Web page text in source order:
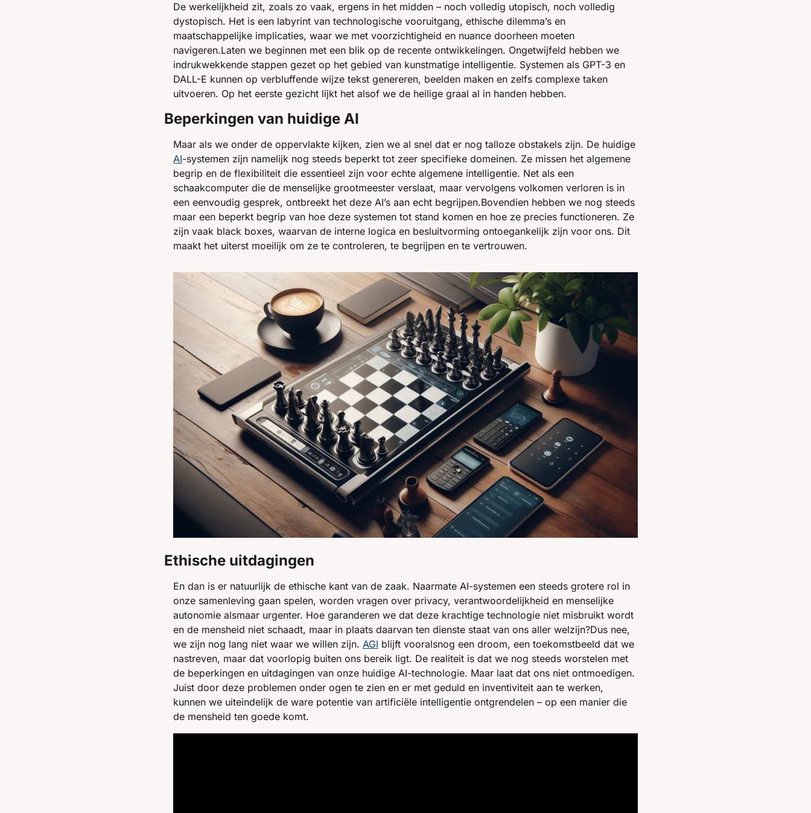
De werkelijkheid zit, zoals zo vaak, ergens in het midden – noch volledig utopisch, noch volledig
dystopisch. Het is een labyrint van technologische vooruitgang, ethische dilemma’s en
maatschappelijke implicaties, waar we met voorzichtigheid en nuance doorheen moeten
navigeren.Laten we beginnen met een blik op de recente ontwikkelingen. Ongetwijfeld hebben we
indrukwekkende stappen gezet op het gebied van kunstmatige intelligentie. Systemen als GPT-3 en
DALL-E kunnen op verbluffende wijze tekst genereren, beelden maken en zelfs complexe taken
uitvoeren. Op het eerste gezicht lijkt het alsof we de heilige graal al in handen hebben.
Beperkingen van huidige AI
AI-systemen zijn namelijk nog steeds beperkt tot zeer specifieke domeinen. Ze missen het algemene
begrip en de flexibiliteit die essentieel zijn voor echte algemene intelligentie. Net als een
schaakcomputer die de menselijke grootmeester verslaat, maar vervolgens volkomen verloren is in
een eenvoudig gesprek, ontbreekt het deze AI’s aan echt begrijpen.Bovendien hebben we nog steeds
maar een beperkt begrip van hoe deze systemen tot stand komen en hoe ze precies functioneren. Ze
zijn vaak black boxes, waarvan de interne logica en besluitvorming ontoegankelijk zijn voor ons. Dit
maakt het uiterst moeilijk om ze te controleren, te begrijpen en te vertrouwen.
Ethische uitdagingen
En dan is er natuurlijk de ethische kant van de zaak. Naarmate AI-systemen een steeds grotere rol in
onze samenleving gaan spelen, worden vragen over privacy, verantwoordelijkheid en menselijke
autonomie alsmaar urgenter. Hoe garanderen we dat deze krachtige technologie niet misbruikt wordt
en de mensheid niet schaadt, maar in plaats daarvan ten dienste staat van ons aller welzijn?Dus nee,
we zijn nog lang niet waar we willen zijn. AGI blijft vooralsnog een droom, een toekomstbeeld dat we
nastreven, maar dat voorlopig buiten ons bereik ligt. De realiteit is dat we nog steeds worstelen met
de beperkingen en uitdagingen van onze huidige AI-technologie. Maar laat dat ons niet ontmoedigen.
Juist door deze problemen onder ogen te zien en er met geduld en inventiviteit aan te werken,
kunnen we uiteindelijk de ware potentie van artificiële intelligentie ontgrendelen – op een manier die
de mensheid ten goede komt.